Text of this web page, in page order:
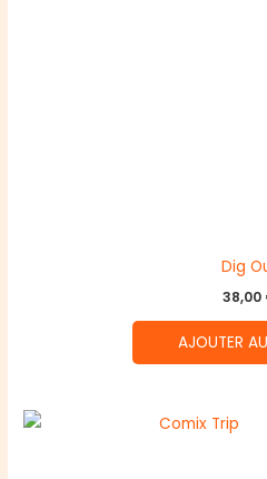
Dig
38,00
AJOUTER